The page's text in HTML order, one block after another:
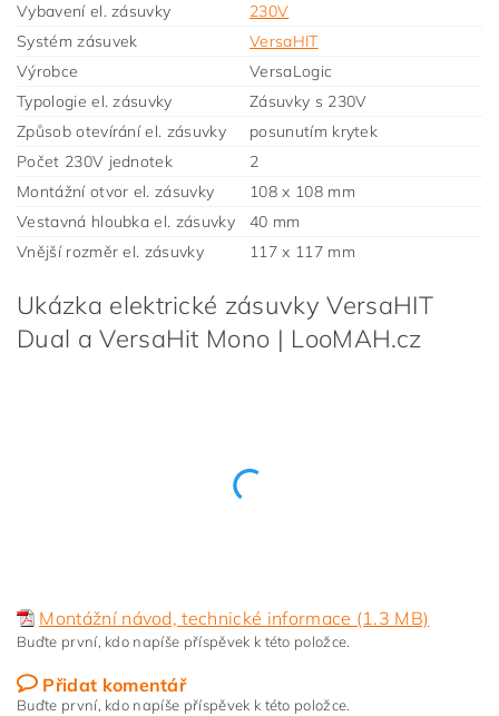
Vybavení el. zásuvky
230V
Systém zásuvek
VersaHIT
Výrobce
VersaLogic
Typologie el. zásuvky
Zásuvky s 230V
Způsob otevírání el. zásuvky
posunutím krytek
Počet 230V jednotek
2
Montážní otvor el. zásuvky
108 x 108 mm
Vestavná hloubka el. zásuvky
40 mm
Vnější rozměr el. zásuvky
117 x 117 mm
Ukázka elektrické zásuvky VersaHIT
Dual a VersaHit Mono | LooMAH.cz
Montážní návod, technické informace (1.3 MB)
Buďte první, kdo napíše příspěvek k této položce.
Přidat komentář
Buďte první, kdo napíše příspěvek k této položce.